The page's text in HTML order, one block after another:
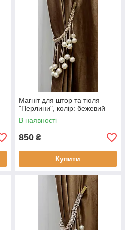
Магніт для штор та тюля
"Перлини", колір: бежевий
В наявності
850 ₴
Купити